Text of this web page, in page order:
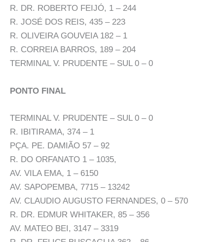
R. DR. ROBERTO FEIJÓ, 1 – 244
R. JOSÉ DOS REIS, 435 – 223
R. OLIVEIRA GOUVEIA 182 – 1
R. CORREIA BARROS, 189 – 204
TERMINAL V. PRUDENTE – SUL 0 – 0
PONTO FINAL
TERMINAL V. PRUDENTE – SUL 0 – 0
R. IBITIRAMA, 374 – 1
PÇA. PE. DAMIÃO 57 – 92
R. DO ORFANATO 1 – 1035,
AV. VILA EMA, 1 – 6150
AV. SAPOPEMBA, 7715 – 13242
AV. CLAUDIO AUGUSTO FERNANDES, 0 – 570
R. DR. EDMUR WHITAKER, 85 – 356
AV. MATEO BEI, 3147 – 3319